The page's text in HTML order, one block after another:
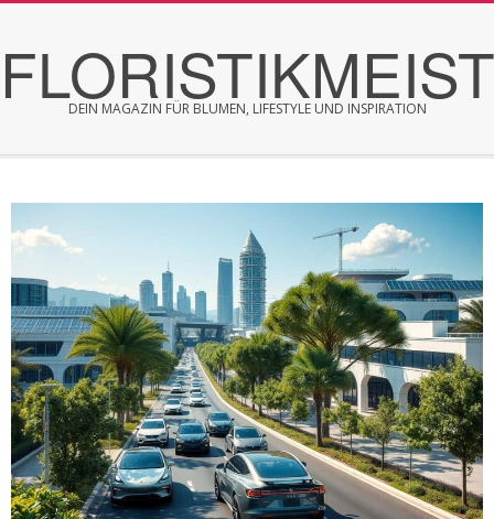
content
DEIN MAGAZIN FÜR BLUMEN, LIFESTYLE UND INSPIRATION